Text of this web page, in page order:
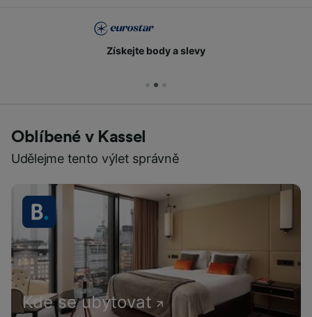
Získejte body a slevy
Oblíbené v Kassel
Udělejme tento výlet správně
Kde se ubytovat